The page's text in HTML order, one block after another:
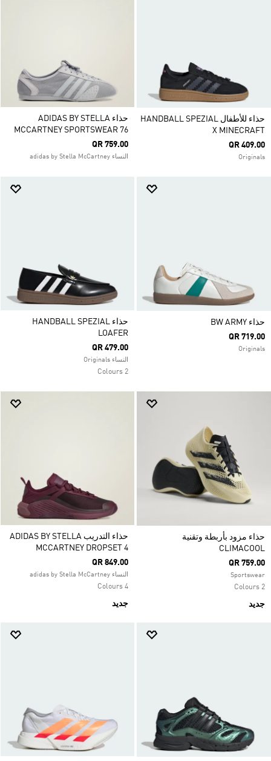
حذاء للأطفال HANDBALL SPEZIAL
X MINECRAFT
QR 409.00
Originals
حذاء ADIDAS BY STELLA
MCCARTNEY SPORTSWEAR 76
QR 759.00
النساء adidas by Stella McCartney
حذاء ‏BW ARMY
QR 719.00
Originals
حذاء HANDBALL SPEZIAL
LOAFER
QR 479.00
النساء Originals
2 Colours
حذاء مزود بأربطة وتقنية
CLIMACOOL
QR 759.00
Sportswear
2 Colours
جديد
حذاء التدريب ADIDAS BY STELLA
MCCARTNEY DROPSET 4
QR 849.00
النساء adidas by Stella McCartney
4 Colours
جديد